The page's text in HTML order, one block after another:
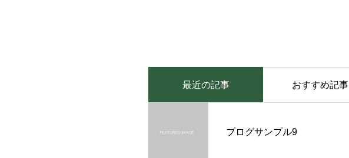
最近の記事 おすすめ記事
ブログサンプル9
ブログサンプル9